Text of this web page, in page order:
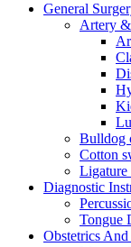
General
Artery &
Bulldog
Cotton
Ligature
Diagnostic
Tongue
Obstetrics